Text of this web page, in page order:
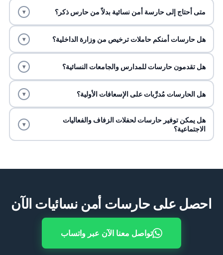
متى أحتاج إلى حارسة أمن نسائية بدلاً من حارس ذكر؟ ▾
هل حارسات أمنكم حاملات ترخيص من وزارة الداخلية؟ ▾
هل تقدمون حارسات للمدارس والجامعات النسائية؟ ▾
هل الحارسات مُدرَّبات على الإسعافات الأولية؟ ▾
هل يمكن توفير حارسات لحفلات الزفاف والفعاليات
الاجتماعية؟
▾
احصل على حارسات أمن نسائيات الآن
تواصل معنا الآن عبر واتساب